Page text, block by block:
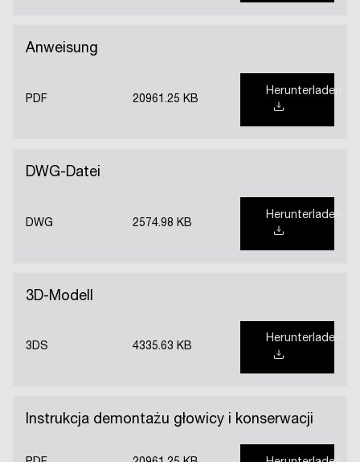
Anweisung
PDF 20961.25 KB
Herunterladen
DWG-Datei
DWG 2574.98 KB
Herunterladen
3D-Modell
3DS 4335.63 KB
Herunterladen
Instrukcja demontażu głowicy i konserwacji